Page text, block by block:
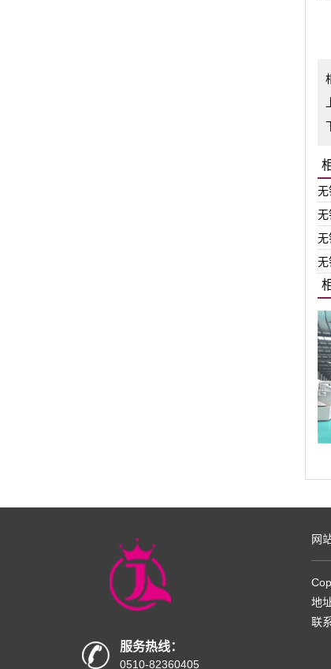
无
无
无
无
服务热线：
0510-82360405
网
地
联